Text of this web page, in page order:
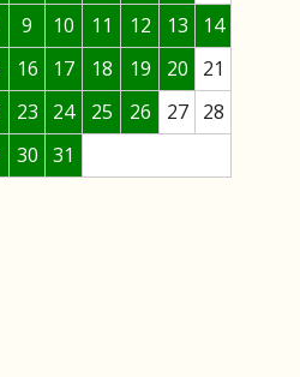
9 10 11 12 13
14
16 17 18 19 20
21
23 24 25 26 27
28
30 31